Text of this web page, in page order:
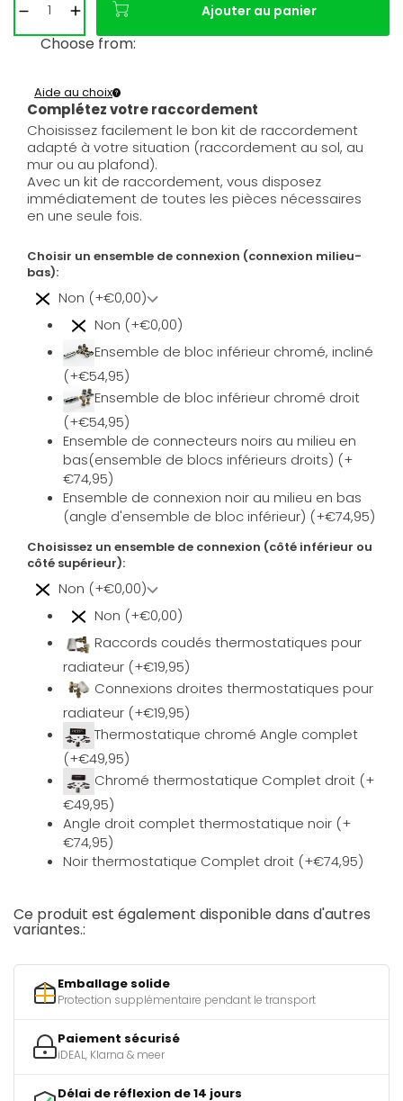
Ajouter au panier
Choose from:
Complétez votre raccordement
Aide au choix
Choisissez facilement le bon kit de raccordement
adapté à votre situation (raccordement au sol, au
mur ou au plafond).
Avec un kit de raccordement, vous disposez
immédiatement de toutes les pièces nécessaires
en une seule fois.
Choisir un ensemble de connexion (connexion milieu-
bas):
Non (+€0,00)
Non (+€0,00)
Ensemble de bloc inférieur chromé, incliné
(+€54,95)
Ensemble de bloc inférieur chromé droit
(+€54,95)
Ensemble de connecteurs noirs au milieu en
bas(ensemble de blocs inférieurs droits) (+
€74,95)
Ensemble de connexion noir au milieu en bas
(angle d'ensemble de bloc inférieur) (+€74,95)
Choisissez un ensemble de connexion (côté inférieur ou
côté supérieur):
Non (+€0,00)
Non (+€0,00)
Raccords coudés thermostatiques pour
radiateur (+€19,95)
Connexions droites thermostatiques pour
radiateur (+€19,95)
Thermostatique chromé Angle complet
(+€49,95)
Chromé thermostatique Complet droit (+
€49,95)
Angle droit complet thermostatique noir (+
€74,95)
Noir thermostatique Complet droit (+€74,95)
Ce produit est également disponible dans d'autres
variantes.:
Emballage solide
Protection supplémentaire pendant le transport
Paiement sécurisé
iDEAL, Klarna & meer
Délai de réflexion de 14 jours